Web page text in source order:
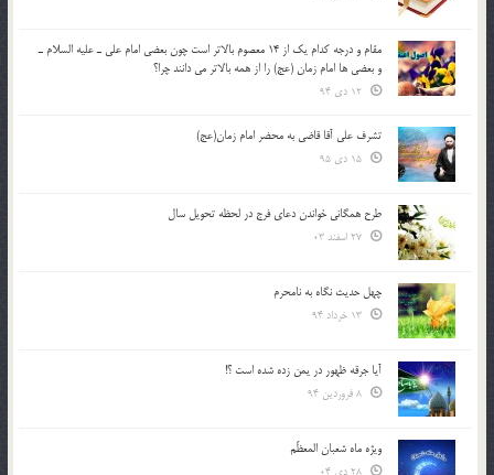
مقام و درجه كدام يك از 14 معصوم بالاتر است چون بعضي امام علي ـ عليه السلام ـ
و بعضي ها امام زمان (عج) را از همه بالاتر مي دانند چرا؟
تشرف علي آقا قاضي به محضر امام زمان(عج)
طرح همگانی خواندن دعای فرج در لحظه تحویل سال
چهل حدیث نگاه به نامحرم
آیا جرقه ظهور در یمن زده شده است ؟!
ویژه ماه شعبان المعظّم